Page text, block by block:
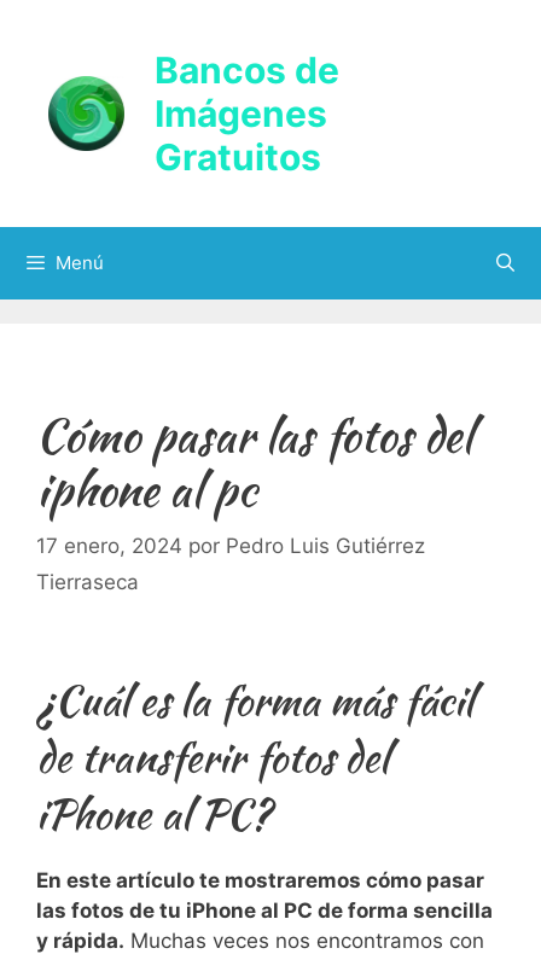
contenido
Bancos de
Imágenes
Gratuitos
Menú
Cómo pasar las fotos del
iphone al pc
17 enero, 2024 por Pedro Luis Gutiérrez
Tierraseca
¿Cuál es ‌la ⁢forma más fácil
de transferir fotos del
iPhone al PC?
En este artículo ⁤te mostraremos cómo pasar
las ​fotos⁢ de tu iPhone ​al PC de forma sencilla
y rápida. Muchas veces nos⁤ encontramos con